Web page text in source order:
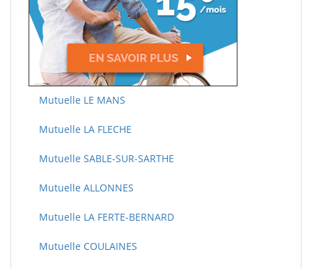
Mutuelle LE MANS
Mutuelle LA FLECHE
Mutuelle SABLE-SUR-SARTHE
Mutuelle ALLONNES
Mutuelle LA FERTE-BERNARD
Mutuelle COULAINES